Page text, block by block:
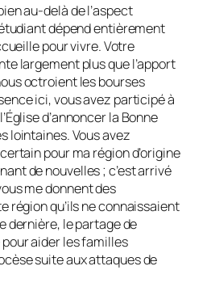
au-delà de l’aspect
dépend entièrement
pour vivre. Votre
largement plus que l’apport
octroient les bourses
ici, vous avez participé à
d’annoncer la Bonne
lointaines. Vous avez
pour ma région d’origine
de nouvelles ; c’est arrivé
me donnent des
région qu’ils ne connaissaient
dernière, le partage de
aider les familles
suite aux attaques de